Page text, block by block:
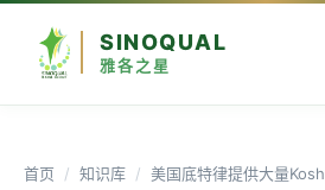
SINOQUAL
雅各之星
首页 / 知识库 / 美国底特律提供大量